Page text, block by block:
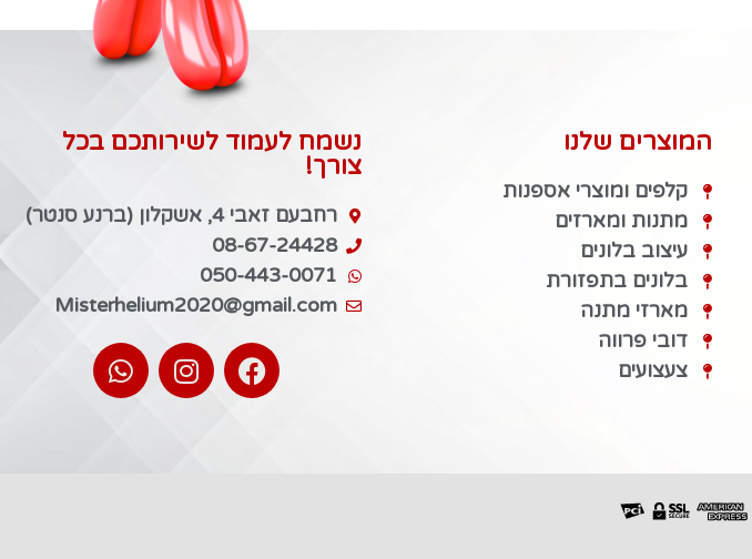
המוצרים שלנו
קלפים ומוצרי אספנות
מתנות ומארזים
עיצוב בלונים
בלונים בתפזורת
מארזי מתנה
דובי פרווה
צעצועים
נשמח לעמוד לשירותכם בכל
צורך!
רחבעם זאבי 4, אשקלון (ברנע סנטר)
08-67-24428
050-443-0071
Misterhelium2020@gmail.com